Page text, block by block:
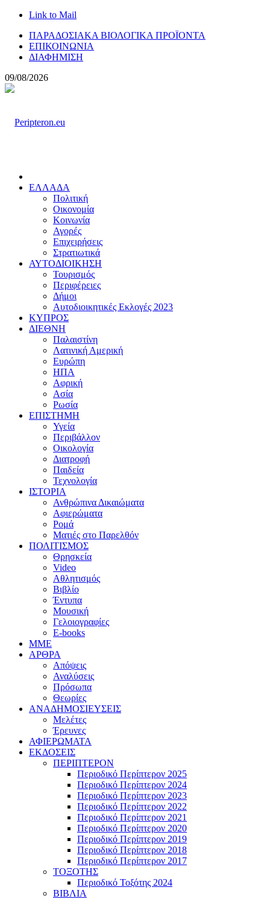
Link to Mail
ΠΑΡΑΔΟΣΙΑΚΑ ΒΙΟΛΟΓΙΚΑ ΠΡΟΪΟΝΤΑ
ΕΠΙΚΟΙΝΩΝΙΑ
ΔΙΑΦΗΜΙΣΗ
09/08/2026
ΕΛΛΑΔΑ
Πολιτική
Οικονομία
Κοινωνία
Αγορές
Επιχειρήσεις
Στρατιωτικά
ΑΥΤΟΔΙΟΙΚΗΣΗ
Τουρισμός
Περιφέρειες
Δήμοι
Αυτοδιοικητικές Εκλογές 2023
ΚΥΠΡΟΣ
ΔΙΕΘΝΗ
Παλαιστίνη
Λατινική Αμερική
Ευρώπη
ΗΠΑ
Αφρική
Ασία
Ρωσία
ΕΠΙΣΤΗΜΗ
Υγεία
Περιβάλλον
Οικολογία
Διατροφή
Παιδεία
Τεχνολογία
ΙΣΤΟΡΙΑ
Ανθρώπινα Δικαιώματα
Αφιερώματα
Ρομά
Ματιές στο Παρελθόν
ΠΟΛΙΤΙΣΜΟΣ
Θρησκεία
Video
Αθλητισμός
Βιβλίο
Έντυπα
Μουσική
Γελοιογραφίες
E-books
MME
ΑΡΘΡΑ
Απόψεις
Αναλύσεις
Πρόσωπα
Θεωρίες
ΑΝΑΔΗΜΟΣΙΕΥΣΕΙΣ
Μελέτες
Έρευνες
ΑΦΙΕΡΩΜΑΤΑ
ΕΚΔΟΣΕΙΣ
ΠΕΡΙΠΤΕΡΟΝ
Περιοδικό Περίπτερον 2025
Περιοδικό Περίπτερον 2024
Περιοδικό Περίπτερον 2023
Περιοδικό Περίπτερον 2022
Περιοδικό Περίπτερον 2021
Περιοδικό Περίπτερον 2020
Περιοδικό Περίπτερον 2019
Περιοδικό Περίπτερον 2018
Περιοδικό Περίπτερον 2017
ΤΟΞΟΤΗΣ
Περιοδικό Τοξότης 2024
ΒΙΒΛΙΑ